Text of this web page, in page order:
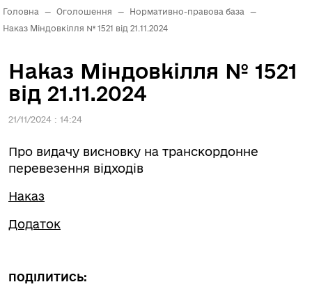
Головна — Оголошення — Нормативно-правова база
—
Наказ Міндовкілля № 1521 від 21.11.2024
Наказ Міндовкілля № 1521
від 21.11.2024
21/11/2024 : 14:24
Про видачу висновку на транскордонне
перевезення відходів
Наказ
Додаток
ПОДІЛИТИСЬ: